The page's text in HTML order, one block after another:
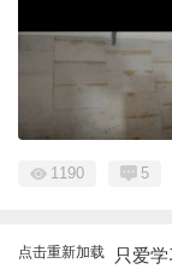
1190 5
点击重新加载 只爱学